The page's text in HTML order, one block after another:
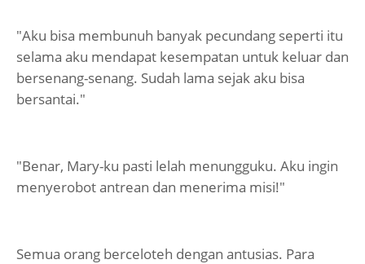
"Aku bisa membunuh banyak pecundang seperti itu
selama aku mendapat kesempatan untuk keluar dan
bersenang-senang. Sudah lama sejak aku bisa
bersantai."
"Benar, Mary-ku pasti lelah menungguku. Aku ingin
menyerobot antrean dan menerima misi!"
Semua orang berceloteh dengan antusias. Para